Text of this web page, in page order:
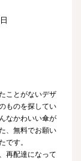
ことがないデザ
ものを探してい
なかわいい傘が
、無料でお願い
です。
再配達になって